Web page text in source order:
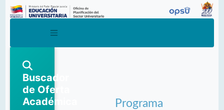
Buscador
de Oferta
Académica
Programa